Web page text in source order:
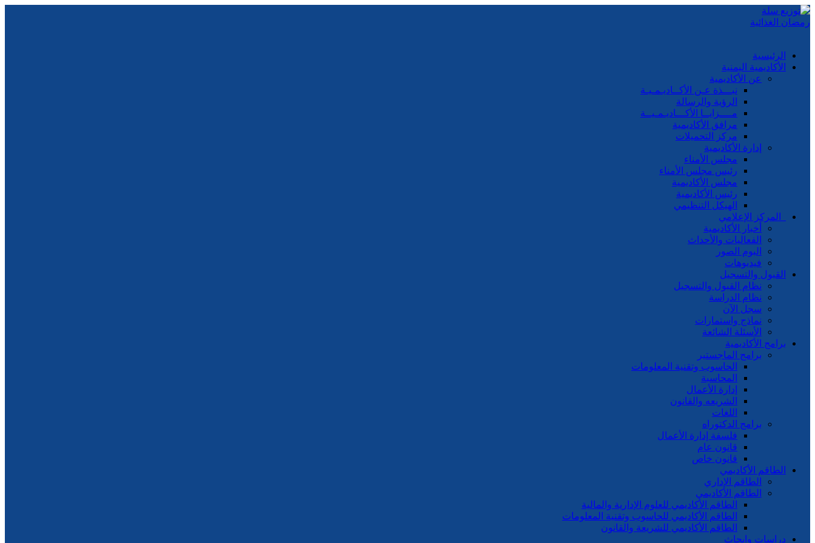
الرئيسية
الأكاديمية اليمنية
عن الأكاديمية
نبـــذة عـن الأكــاديـمـيـة
الرؤية والرسالة
مــــزايــا الأكـــاديـمـيــة
مرافق الأكاديمية
مركز التحميلات
إدارة الأكاديمية
مجلس الأمناء
رئيس مجلس الأمناء
مجلس الأكاديمية
رئيس الأكاديمية
الهيكل التنظيمي
المركز الإعلامي
أخبار الأكاديمية
الفعاليات والأحداث
البوم الصور
فيديوهات
القبول والتسجيل
نظام القبول والتسجيل
نظام الدراسة
سجل الآن
نماذج واستمارات
الأسئلة الشائعة
برامج الأكاديمية
برامج الماجستير
الحاسوب وتقنية المعلومات
المحاسبة
إدارة الأعمال
الشريعه والقانون
اللغات
برامج الدكتوراه
فلسفة إدارة الأعمال
قانون عام
قانون خاص
الطاقم الأكاديمي
الطاقم الإداري
الطاقم الأكاديمي
الطاقم الأكاديمي للعلوم الإدارية والمالية
الطاقم الأكاديمي للحاسوب وتقنية المعلومات
الطاقم الأكاديمي للشريعة والقانون
دراسات وابحاث